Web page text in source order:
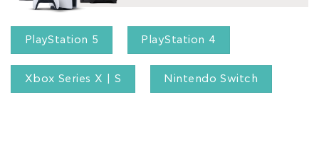
PlayStation 5 PlayStation 4
Xbox Series X | S Nintendo Switch